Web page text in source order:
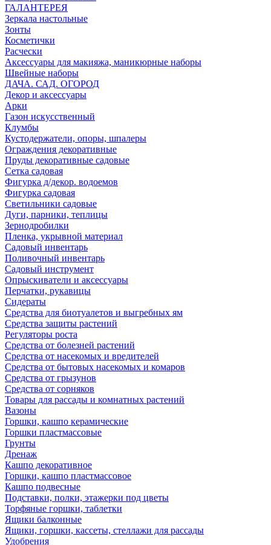
ГАЛАНТЕРЕЯ
Зеркала настольные
Зонты
Косметички
Расчески
Аксессуары для макияжа, маникюрные наборы
Швейные наборы
ДАЧА. САД. ОГОРОД
Декор и аксессуары
Арки
Газон искусственный
Клумбы
Кустодержатели, опоры, шпалеры
Ограждения декоративные
Пруды декоративные садовые
Сетка садовая
Фигурка д/декор. водоемов
Фигурка садовая
Светильники садовые
Дуги, парники, теплицы
Зернодробилки
Пленка, укрывной материал
Садовый инвентарь
Поливочный инвентарь
Садовый инструмент
Опрыскиватели и аксессуары
Перчатки, рукавицы
Сидераты
Средства для биотуалетов и выгребных ям
Средства защиты растений
Регуляторы роста
Средства от болезней растений
Средства от насекомых и вредителей
Средства от бытовых насекомых и комаров
Средства от грызунов
Средства от сорняков
Товары для рассады и комнатных растений
Вазоны
Горшки, кашпо керамические
Горшки пластмассовые
Грунты
Дренаж
Кашпо декоративное
Горшки, кашпо пластмассовое
Кашпо подвесные
Подставки, полки, этажерки под цветы
Торфяные горшки, таблетки
Ящики балконные
Ящики, горшки, кассеты, стеллажи для рассады
Удобрения